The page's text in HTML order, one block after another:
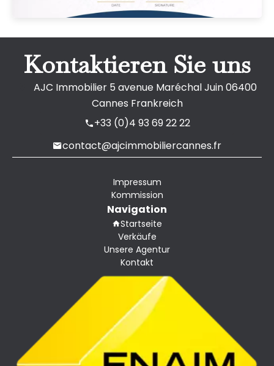
Kontaktieren Sie uns
AJC Immobilier5 avenue Maréchal Juin06400
Cannes Frankreich
+33 (0)4 93 69 22 22
contact@ajcimmobiliercannes.fr
Impressum
Kommission
Navigation
Startseite
Verkäufe
Unsere Agentur
Kontakt